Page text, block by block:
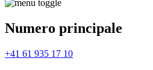
Numero principale
+41 61 935 17 10